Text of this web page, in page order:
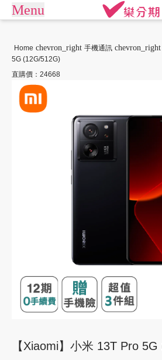
Menu
APPLE專區
平板電腦
商用桌機/筆電
禮
商店街
訂單查詢/繳款
Home chevron_right 手機通訊 chevron_right
5G (12G/512G)
直購價：24668
【Xiaomi】小米 13T Pro